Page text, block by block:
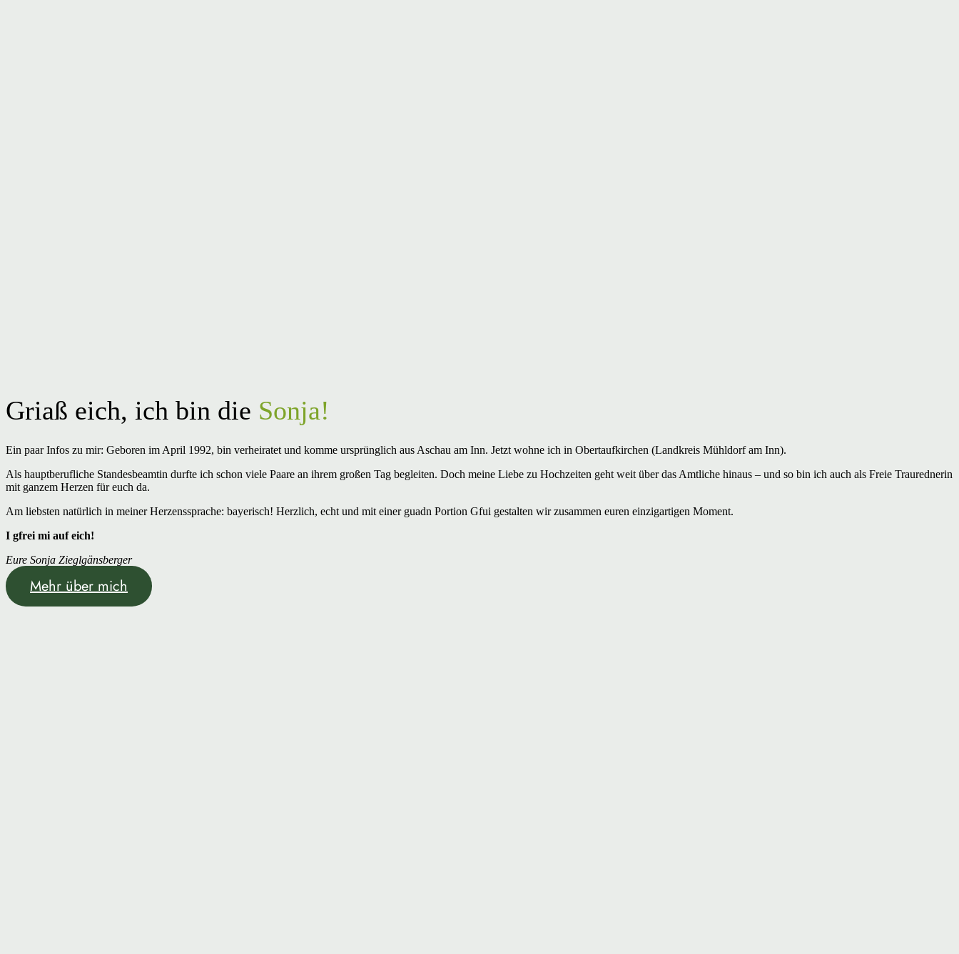
Griaß eich, ich bin die Sonja!
Ein paar Infos zu mir: Geboren im April 1992, bin verheiratet und komme ursprünglich aus Aschau am Inn. Jetzt wohne ich in Obertaufkirchen (Landkreis Mühldorf am Inn).
Als hauptberufliche Standesbeamtin durfte ich schon viele Paare an ihrem großen Tag begleiten. Doch meine Liebe zu Hochzeiten geht weit über das Amtliche hinaus – und so bin ich auch als Freie Traurednerin
mit ganzem Herzen für euch da.
Am liebsten natürlich in meiner Herzenssprache: bayerisch! Herzlich, echt und mit einer guadn Portion Gfui gestalten wir zusammen euren einzigartigen Moment.
I gfrei mi auf eich!
Eure Sonja Zieglgänsberger
Mehr über mich